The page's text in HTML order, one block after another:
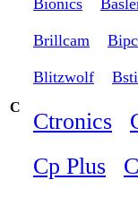
Bionics
Brillcam
Blitzwolf Bsti
C
Ctronics
Cp Plus